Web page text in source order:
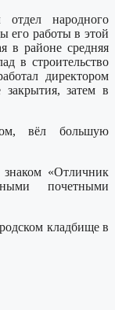
народного
его работы в этой
в районе средняя
в строительство
директором
затем в
вёл большую
«Отличник
почетными
кладбище в